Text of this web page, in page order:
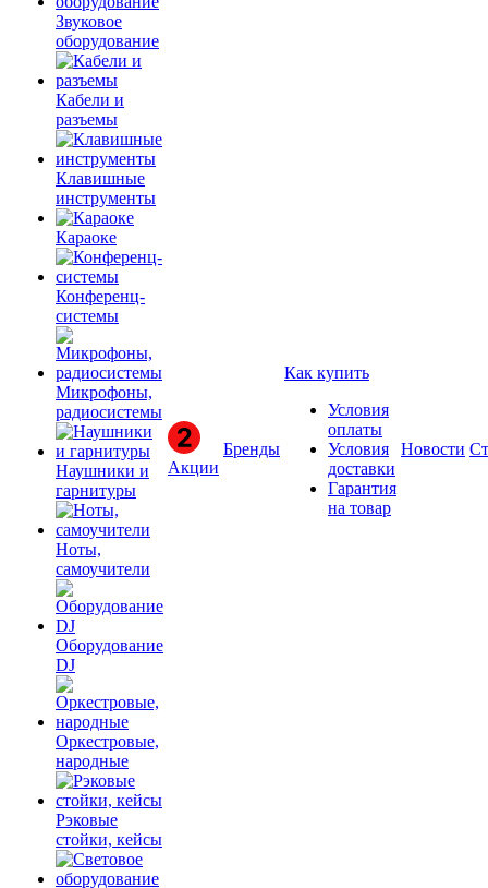
Звуковое
оборудование
Кабели и
разъемы
Клавишные
инструменты
Караоке
Конференц-
системы
Микрофоны,
радиосистемы
Наушники и
гарнитуры
Ноты,
самоучители
Оборудование
DJ
Оркестровые,
народные
Рэковые
стойки, кейсы
Акции
Бренды
Как купить
Условия
оплаты
Условия
доставки
Гарантия
на товар
Новости